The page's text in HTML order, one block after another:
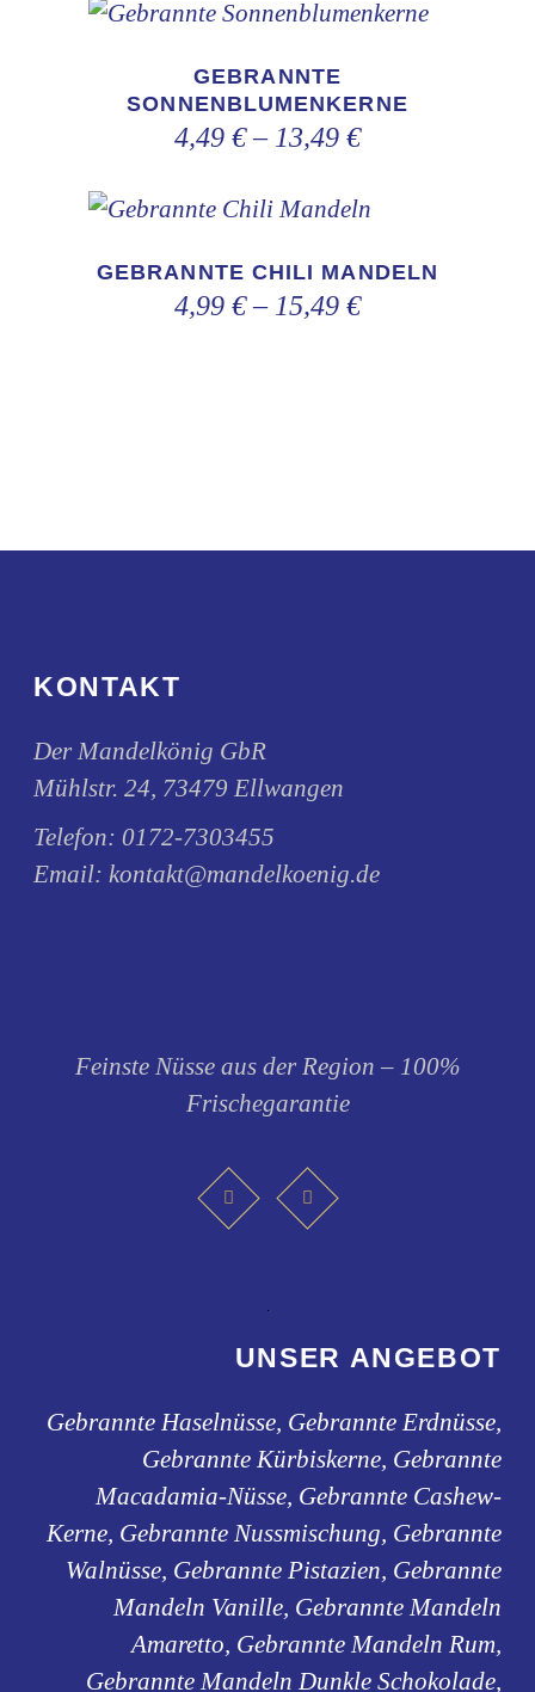
gewählt
werden
Dieses
Produkt
weist
mehrere
auf.
Optionen
können
GEBRANNTE
SONNENBLUMENKERNE
4,49 €– 13,49 €
Dieses
Produkt
weist
auf
GEBRANNTE CHILI MANDELN
4,99 €– 15,49 €
KONTAKT
Der Mandelkönig GbR
Mühlstr. 24, 73479 Ellwangen
Telefon:0172-7303455
Email:kontakt@mandelkoenig.de
Feinste Nüsse aus der Region – 100%
Frischegarantie
UNSER ANGEBOT
Gebrannte Haselnüsse, Gebrannte Erdnüsse,
Gebrannte Kürbiskerne, Gebrannte
Macadamia-Nüsse, Gebrannte Cashew-
Kerne, Gebrannte Nussmischung, Gebrannte
Walnüsse, Gebrannte Pistazien, Gebrannte
Mandeln Vanille, Gebrannte Mandeln
Amaretto, Gebrannte Mandeln Rum,
Gebrannte Mandeln Dunkle Schokolade,